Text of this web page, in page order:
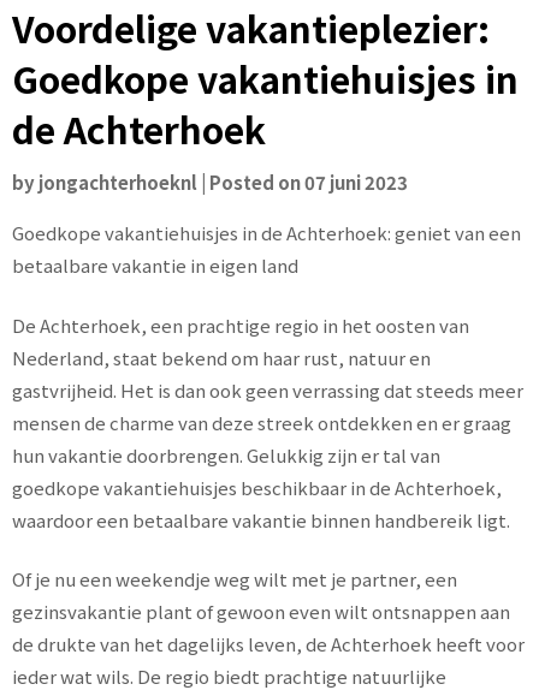
Voordelige vakantieplezier:
Goedkope vakantiehuisjes in
de Achterhoek
byjongachterhoeknl Posted on07 juni 2023
Goedkope vakantiehuisjes in de Achterhoek: geniet van een
betaalbare vakantie in eigen land
De Achterhoek, een prachtige regio in het oosten van
Nederland, staat bekend om haar rust, natuur en
gastvrijheid. Het is dan ook geen verrassing dat steeds meer
mensen de charme van deze streek ontdekken en er graag
hun vakantie doorbrengen. Gelukkig zijn er tal van
goedkope vakantiehuisjes beschikbaar in de Achterhoek,
waardoor een betaalbare vakantie binnen handbereik ligt.
Of je nu een weekendje weg wilt met je partner, een
gezinsvakantie plant of gewoon even wilt ontsnappen aan
de drukte van het dagelijks leven, de Achterhoek heeft voor
ieder wat wils. De regio biedt prachtige natuurlijke